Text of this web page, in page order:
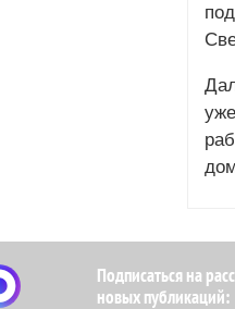
Подписаться на
новых публикаций: